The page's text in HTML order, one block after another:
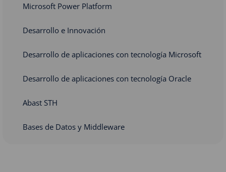
Microsoft Power Platform
Desarrollo e Innovación
Desarrollo de aplicaciones con tecnología Microsoft
Desarrollo de aplicaciones con tecnología Oracle
Abast STH
Bases de Datos y Middleware